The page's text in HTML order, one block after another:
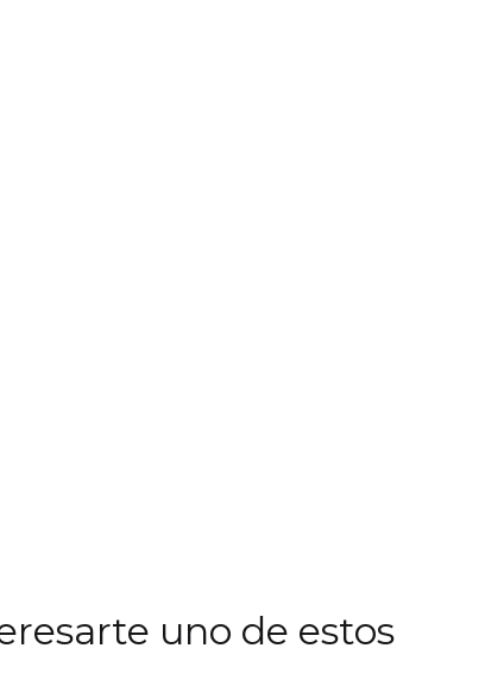
uno de estos